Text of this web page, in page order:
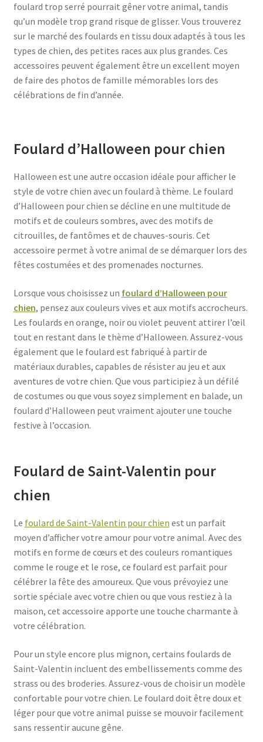
foulard trop serré pourrait gêner votre animal, tandis
qu’un modèle trop grand risque de glisser. Vous trouverez
sur le marché des foulards en tissu doux adaptés à tous les
types de chien, des petites races aux plus grandes. Ces
accessoires peuvent également être un excellent moyen
de faire des photos de famille mémorables lors des
célébrations de fin d’année.
Foulard d’Halloween pour chien
Halloween est une autre occasion idéale pour afficher le
style de votre chien avec un foulard à thème. Le foulard
d’Halloween pour chien se décline en une multitude de
motifs et de couleurs sombres, avec des motifs de
citrouilles, de fantômes et de chauves-souris. Cet
accessoire permet à votre animal de se démarquer lors des
fêtes costumées et des promenades nocturnes.
Lorsque vous choisissez un foulard d’Halloween pour
chien, pensez aux couleurs vives et aux motifs accrocheurs.
Les foulards en orange, noir ou violet peuvent attirer l’œil
tout en restant dans le thème d’Halloween. Assurez-vous
également que le foulard est fabriqué à partir de
matériaux durables, capables de résister au jeu et aux
aventures de votre chien. Que vous participiez à un défilé
de costumes ou que vous soyez simplement en balade, un
foulard d’Halloween peut vraiment ajouter une touche
festive à l’occasion.
Foulard de Saint-Valentin pour
chien
Le foulard de Saint-Valentin pour chien est un parfait
moyen d’afficher votre amour pour votre animal. Avec des
motifs en forme de cœurs et des couleurs romantiques
comme le rouge et le rose, ce foulard est parfait pour
célébrer la fête des amoureux. Que vous prévoyiez une
sortie spéciale avec votre chien ou que vous restiez à la
maison, cet accessoire apporte une touche charmante à
votre célébration.
Pour un style encore plus mignon, certains foulards de
Saint-Valentin incluent des embellissements comme des
strass ou des broderies. Assurez-vous de choisir un modèle
confortable pour votre chien. Le foulard doit être doux et
léger pour que votre animal puisse se mouvoir facilement
sans ressentir aucune gêne.